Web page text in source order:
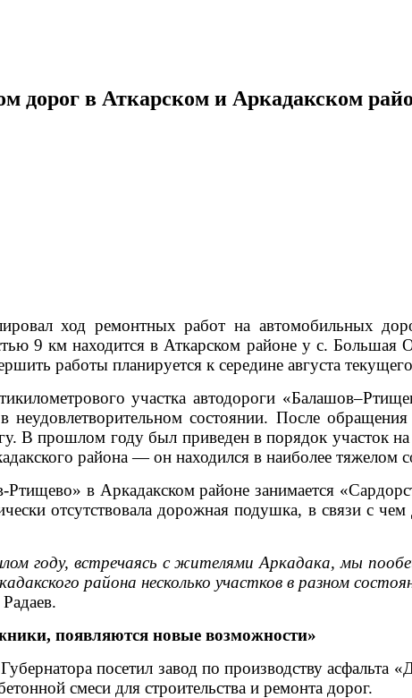
дорог в Аткарском и Аркадакском
ход ремонтных работ на автомобильных
9 км находится в Аткарском районе у с. Большая
работы планируется к середине августа
участка автодороги
неудовлетворительном состоянии. После
В прошлом году был приведен в порядок участок
района — он находился в наиболее тяжелом
в Аркадакском районе занимается
отсутствовала дорожная подушка, в связи с
году, встречаясь с жителями Аркадака, мы
района несколько участков в разном
появляются новые возможности»
посетил завод по производству
смеси для строительства и ремонта дорог.